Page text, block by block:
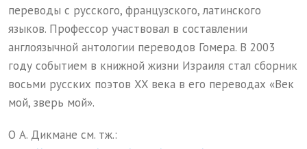
переводы с русского, французского, латинского
языков. Профессор участвовал в составлении
англоязычной антологии переводов Гомера. В 2003
году событием в книжной жизни Израиля стал сборник
восьми русских поэтов XX века в его переводах «Век
мой, зверь мой».
О А. Дикмане см. тж.: